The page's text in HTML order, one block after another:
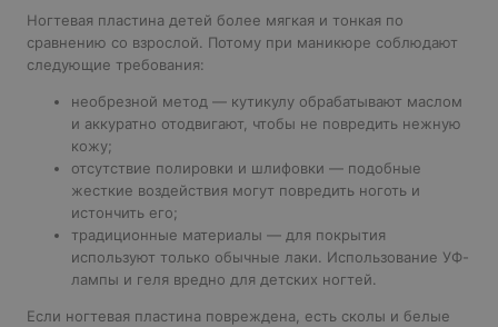
Ногтевая пластина детей более мягкая и тонкая по
сравнению со взрослой. Потому при маникюре соблюдают
следующие требования:
необрезной метод — кутикулу обрабатывают маслом
и аккуратно отодвигают, чтобы не повредить нежную
кожу;
отсутствие полировки и шлифовки — подобные
жесткие воздействия могут повредить ноготь и
истончить его;
традиционные материалы — для покрытия
используют только обычные лаки. Использование УФ-
лампы и геля вредно для детских ногтей.
Если ногтевая пластина повреждена, есть сколы и белые